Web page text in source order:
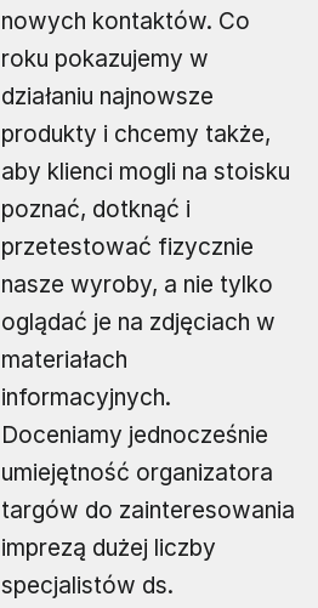
nowych kontaktów. Co
roku pokazujemy w
działaniu najnowsze
produkty i chcemy także,
aby klienci mogli na stoisku
poznać, dotknąć i
przetestować fizycznie
nasze wyroby, a nie tylko
oglądać je na zdjęciach w
materiałach
informacyjnych.
Doceniamy jednocześnie
umiejętność organizatora
targów do zainteresowania
imprezą dużej liczby
specjalistów ds.